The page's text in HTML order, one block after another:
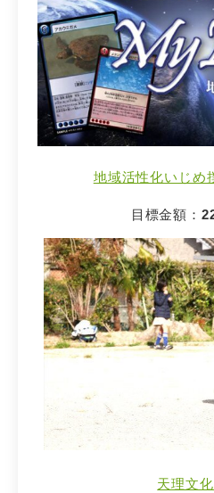
地域活性化いじめ
目標金額：
天理文